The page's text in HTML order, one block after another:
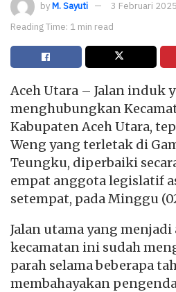
byM. Sayuti
3 Februari 2025
Reading Time: 1 min read
Aceh Utara – Jalan induk
menghubungkan
Kabupaten Aceh Utara,
Weng yang terletak di
Teungku, diperbaiki
empat anggota legislatif
setempat, pada Minggu
Jalan utama yang menjadi
kecamatan ini sudah
parah selama beberapa
membahayakan